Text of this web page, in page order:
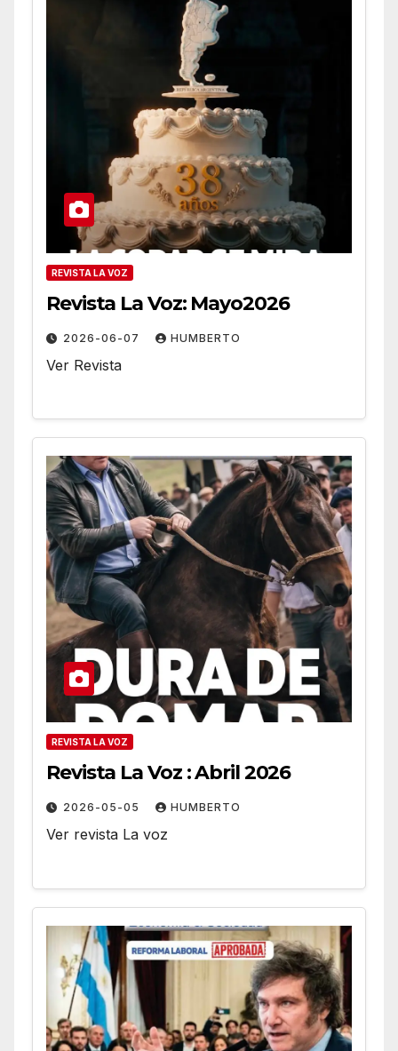
REVISTA LA VOZ
Revista La Voz: Mayo2026
2026-06-07 HUMBERTO
Ver Revista
REVISTA LA VOZ
Revista La Voz : Abril 2026
2026-05-05 HUMBERTO
Ver revista La voz